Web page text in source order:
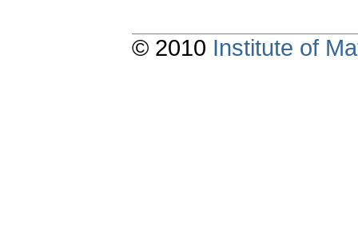
© 2010 Institute of